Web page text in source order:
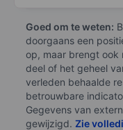
Goed om te weten:
doorgaans een
op, maar brengt ook
deel of het geheel
verleden behaalde
betrouwbare
Gegevens van
gewijzigd. Zie